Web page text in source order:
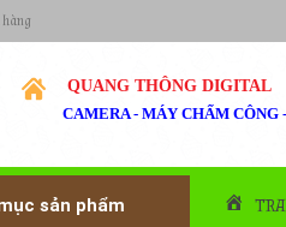
QUANG THÔNG DIGITAL
CAMERA - MÁY CHẤM
sản phẩm